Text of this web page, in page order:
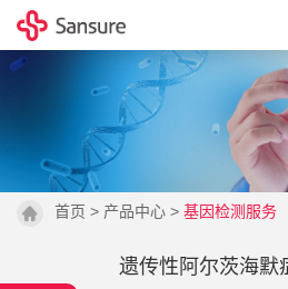
首页 > 产品中心 > 基因检测服务
遗传性阿尔茨海默